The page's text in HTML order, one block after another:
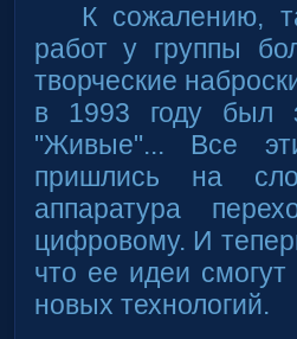
К сожалению,
работ у группы
творческие
в 1993 году был
"Живые"... Все
пришлись на
аппаратура
цифровому. И
что ее идеи
новых технологий.